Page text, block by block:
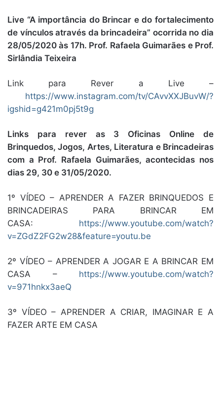
Live “A importância do Brincar e do fortalecimento
de vínculos através da brincadeira” ocorrida no dia
28/05/2020 às 17h. Prof. Rafaela Guimarães e Prof.
Sirlândia Teixeira
Link para Rever a Live –
https://www.instagram.com/tv/CAvvXXJBuvW/?
igshid=g421m0pj5t9g
Links para rever as 3 Oficinas Online de
Brinquedos, Jogos, Artes, Literatura e Brincadeiras
com a Prof. Rafaela Guimarães, acontecidas nos
dias 29, 30 e 31/05/2020.
1º VÍDEO – APRENDER A FAZER BRINQUEDOS E
BRINCADEIRAS PARA BRINCAR EM
CASA: https://www.youtube.com/watch?
v=ZGdZ2FG2w28&feature=youtu.be
2º VÍDEO – APRENDER A JOGAR E A BRINCAR EM
CASA – https://www.youtube.com/watch?
v=971hnkx3aeQ
3º VÍDEO – APRENDER A CRIAR, IMAGINAR E A
FAZER ARTE EM CASA